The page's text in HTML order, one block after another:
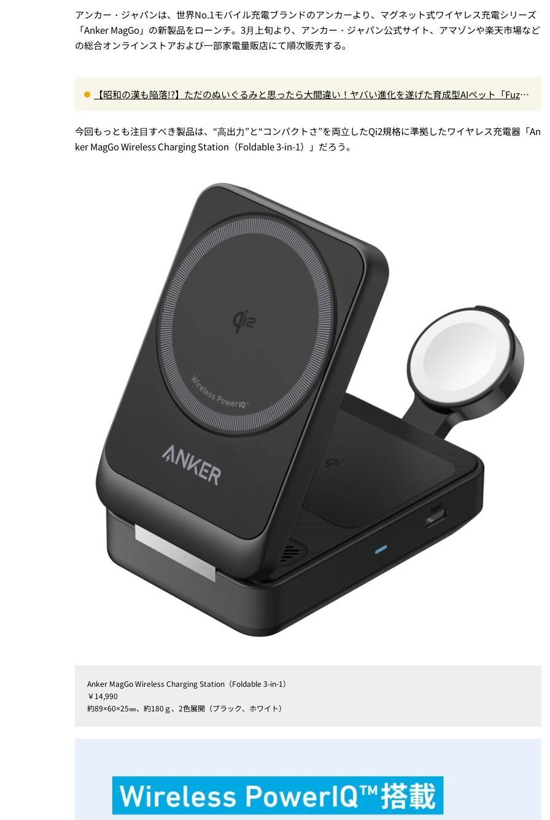
アンカー・ジャパンは、世界No.1モバイル充電ブランドのアンカーより、マグネット式ワイヤレス充電シリーズ
「Anker MagGo」の新製品をローンチ。3⽉上旬より、アンカー・ジャパン公式サイト、アマゾンや楽天市場など
の総合オンラインストアおよび⼀部家電量販店にて順次販売する。
【昭和の漢も陥落!?】ただのぬいぐるみと思ったら大間違い！ヤバい進化を遂げた育成型AIペット「Fuzoz
今回もっとも注⽬すべき製品は、“⾼出⼒”と“コンパクトさ”を両⽴したQi2規格に準拠したワイヤレス充電器「An
ker MagGo Wireless Charging Station（Foldable 3-in-1）」だろう。
Anker MagGo Wireless Charging Station（Foldable 3-in-1）
￥14,990
約89×60×25㎜、約180ｇ、2色展開（ブラック、ホワイト）